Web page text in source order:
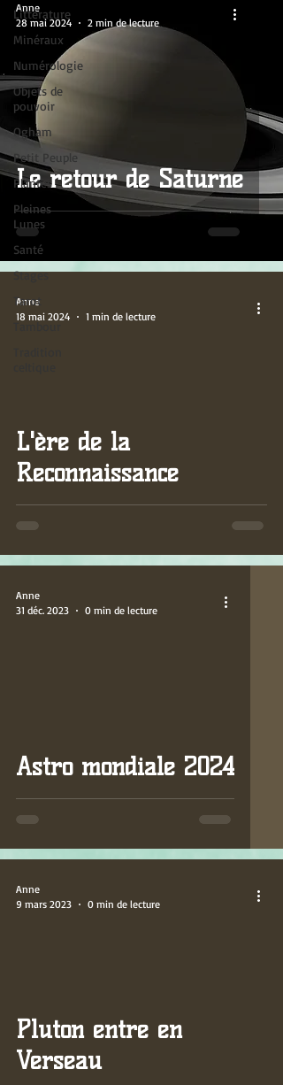
Littérature
Minéraux
Numérologie
Objets de
pouvoir
Ogham
Petit Peuple
Plantes
Pleines
Lunes
Santé
Stages
Tarot
Tambour
Le retour de Saturne
Anne
28 mai 2024
2 min de lecture
L'ère de la
Reconnaissance
Anne
18 mai 2024
1 min de lecture
Astro mondiale 2024
Anne
31 déc. 2023
0 min de lecture
Pluton entre en
Verseau
Anne
9 mars 2023
0 min de lecture